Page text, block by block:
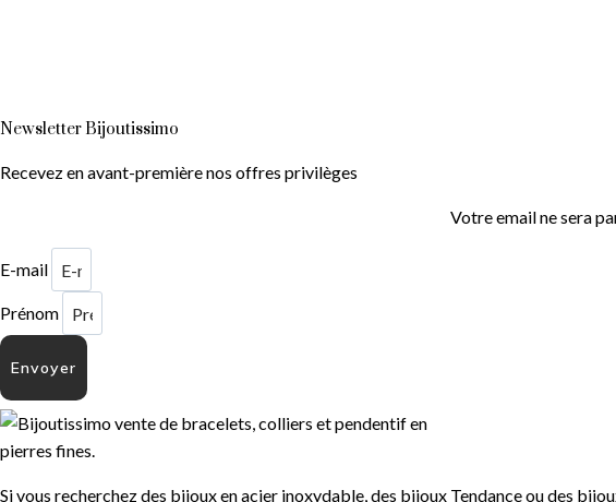
Newsletter Bijoutissimo
Recevez en avant-première nos offres privilèges
Votre email ne sera
E-mail
Prénom
Envoyer
Si vous recherchez des bijoux en acier inoxydable, des bijoux Tendance ou des